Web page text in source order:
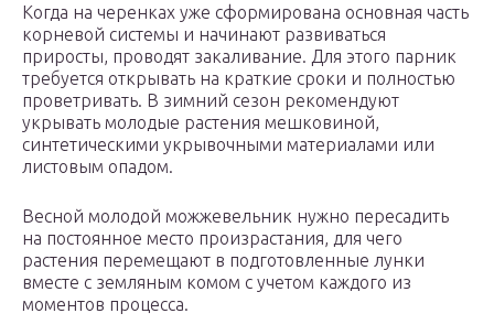
Когда на черенках уже сформирована основная часть
корневой системы и начинают развиваться
приросты, проводят закаливание. Для этого парник
требуется открывать на краткие сроки и полностью
проветривать. В зимний сезон рекомендуют
укрывать молодые растения мешковиной,
синтетическими укрывочными материалами или
листовым опадом.
Весной молодой можжевельник нужно пересадить
на постоянное место произрастания, для чего
растения перемещают в подготовленные лунки
вместе с земляным комом с учетом каждого из
моментов процесса.